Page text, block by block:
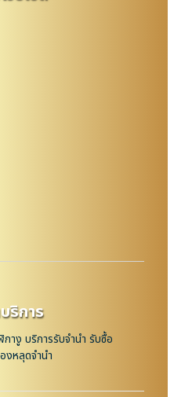
ริการ
างู บริการรับจำนำ รับซื้อ
งหลุดจำนำ